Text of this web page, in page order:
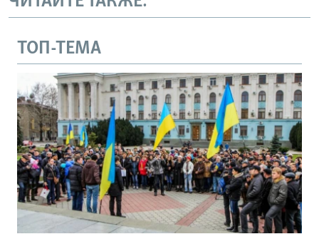
ТОП-ТЕМА